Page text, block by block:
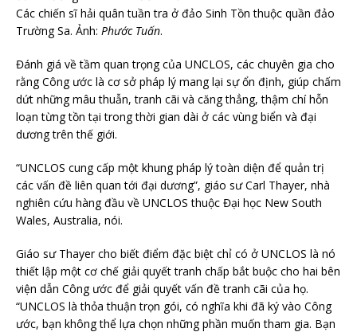
Các chiến sĩ hải quân tuần tra ở đảo Sinh Tồn thuộc quần đảo
Trường Sa. Ảnh: Phước Tuấn.
Đánh giá về tầm quan trọng của UNCLOS, các chuyên gia cho
rằng Công ước là cơ sở pháp lý mang lại sự ổn định, giúp chấm
dứt những mâu thuẫn, tranh cãi và căng thẳng, thậm chí hỗn
loạn từng tồn tại trong thời gian dài ở các vùng biển và đại
dương trên thế giới.
“UNCLOS cung cấp một khung pháp lý toàn diện để quản trị
các vấn đề liên quan tới đại dương”, giáo sư Carl Thayer, nhà
nghiên cứu hàng đầu về UNCLOS thuộc Đại học New South
Wales, Australia, nói.
Giáo sư Thayer cho biết điểm đặc biệt chỉ có ở UNCLOS là nó
thiết lập một cơ chế giải quyết tranh chấp bắt buộc cho hai bên
viện dẫn Công ước để giải quyết vấn đề tranh cãi của họ.
“UNCLOS là thỏa thuận trọn gói, có nghĩa khi đã ký vào Công
ước, bạn không thể lựa chọn những phần muốn tham gia. Bạn